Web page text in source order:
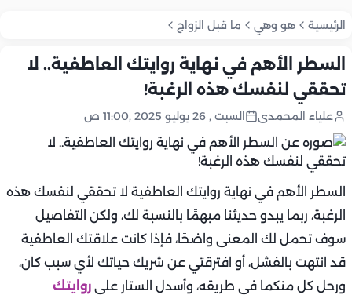
الرئيسية هو وهي ما قبل الزواج
السطر الأهم في نهاية روايتك العاطفية.. لا
تحققي لنفسك هذه الرغبة!
علياء المحمدى السبت , 26 يوليو 2025 ,11:00 ص
السطر الأهم في نهاية روايتك العاطفية لا تحققي لنفسك هذه
الرغبة، ربما يبدو حديثنا مبهمًا بالنسبة لك، ولكن التفاصيل
سوف تحمل لك المعنى واضحًا، فإذا كانت علاقتك العاطفية
قد انتهت بالفشل، أو افترقتي عن شريك حياتك لأي سبب كان،
ورحل كل منكما في طريقه، وأسدل الستار على روايتك